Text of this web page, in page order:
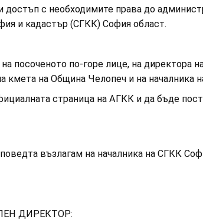
с необходимите права до
и кадастър (СГКК) София област.
по-горе лице, на директора
кмета на Община Челопеч и на началника
страница на АГКК и да бъде
възлагам на началника на СГКК